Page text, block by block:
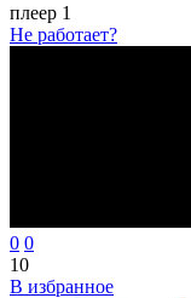
плеер 1
Не работает?
0 0
10
В избранное